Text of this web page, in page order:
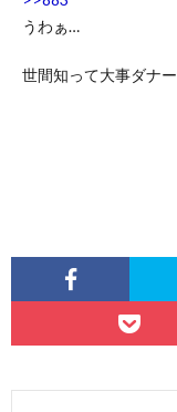
うわぁ…
世間知って大事ダナー